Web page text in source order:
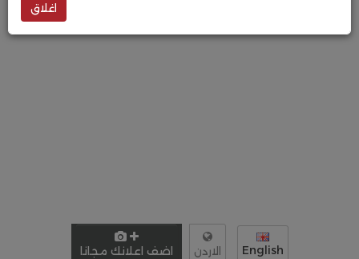
English الاردن اضف اعلانك مجانا
اغلاق